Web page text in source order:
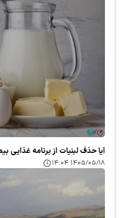
آیا حذف لبنیات از برنامه غذایی
۱۴۰۵/۰۵/۱۸ ۱۴:۰۴